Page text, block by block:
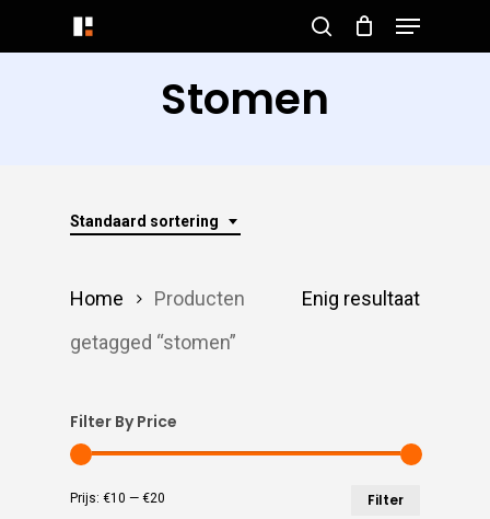
to
search
Menu
Stomen
Standaard sortering
Enig resultaat
Home
Producten
getagged “stomen”
Filter By Price
Filter
Prijs: €10 — €20